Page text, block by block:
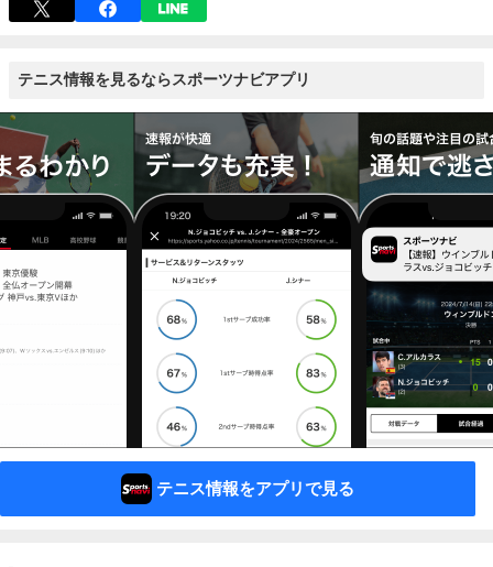
テニス情報を見るならスポーツナビアプリ
テニス情報をアプリで見る